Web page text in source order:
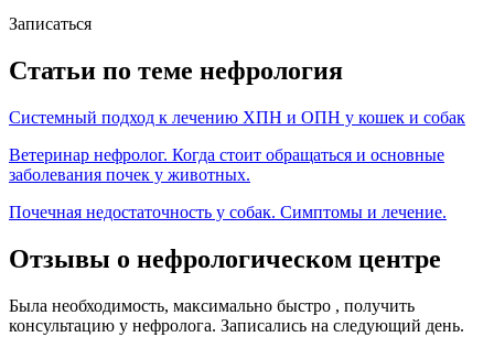
Записаться
Статьи по теме нефрология
Системный подход к лечению ХПН и ОПН у кошек и собак
Ветеринар нефролог. Когда стоит обращаться и основные
заболевания почек у животных.
Почечная недостаточность у собак. Симптомы и лечение.
Отзывы о нефрологическом центре
Была необходимость, максимально быстро , получить
консультацию у нефролога. Записались на следующий день.